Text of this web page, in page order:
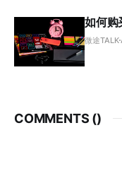
如何购
微途TALK
COMMENTS ()